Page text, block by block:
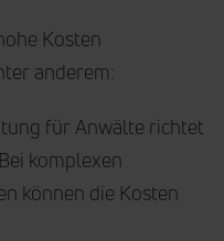
Kosten
anderem:
für Anwälte richtet
komplexen
können die Kosten